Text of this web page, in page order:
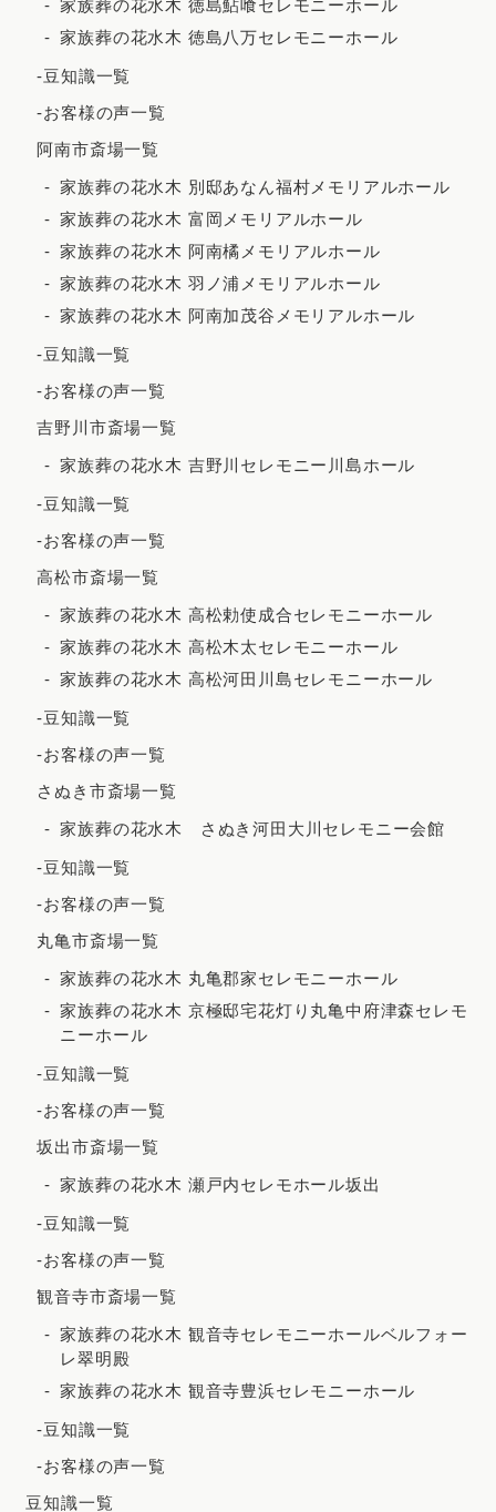
2023年7月
2023年2月
2023年1月
2022年12月
2022年5月
2022年4月
2022年3月
2022年2月
2021年12月
2021年11月
2021年10月
2021年5月
2021年4月
2021年3月
家族葬の花水木 徳島鮎喰セレモニーホール
家族葬の花水木 徳島八万セレモニーホール
-豆知識一覧
-お客様の声一覧
阿南市斎場一覧
家族葬の花水木 別邸あなん福村メモリアルホール
家族葬の花水木 富岡メモリアルホール
家族葬の花水木 阿南橘メモリアルホール
家族葬の花水木 羽ノ浦メモリアルホール
家族葬の花水木 阿南加茂谷メモリアルホール
-豆知識一覧
-お客様の声一覧
吉野川市斎場一覧
家族葬の花水木 吉野川セレモニー川島ホール
-豆知識一覧
-お客様の声一覧
高松市斎場一覧
家族葬の花水木 高松勅使成合セレモニーホール
家族葬の花水木 高松木太セレモニーホール
家族葬の花水木 高松河田川島セレモニーホール
-豆知識一覧
-お客様の声一覧
さぬき市斎場一覧
家族葬の花水木 さぬき河田大川セレモニー会館
-豆知識一覧
-お客様の声一覧
丸亀市斎場一覧
家族葬の花水木 丸亀郡家セレモニーホール
家族葬の花水木 京極邸宅花灯り丸亀中府津森セレモ
ニーホール
-豆知識一覧
-お客様の声一覧
坂出市斎場一覧
家族葬の花水木 瀬戸内セレモホール坂出
-豆知識一覧
-お客様の声一覧
観音寺市斎場一覧
家族葬の花水木 観音寺セレモニーホールベルフォー
レ翠明殿
家族葬の花水木 観音寺豊浜セレモニーホール
-豆知識一覧
-お客様の声一覧
豆知識一覧